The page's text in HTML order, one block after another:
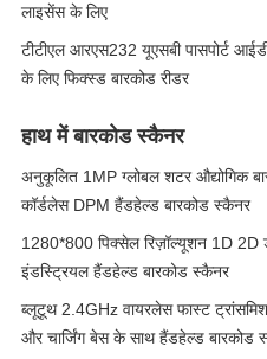
लाइसेंस के लिए
टीटीएल आरएस232 यूएसबी पासपोर्ट
के लिए फिक्स्ड बारकोड रीडर
हाथ में बारकोड स्कैनर
अनुकूलित 1MP ग्लोबल शटर औद्योगिक
कॉर्डलेस DPM हैंडहेल्ड बारकोड स्कैनर
1280*800 पिक्सेल रिज़ॉल्यूशन 1D 2D
इंडस्ट्रियल हैंडहेल्ड बारकोड स्कैनर
ब्लूटूथ 2.4GHz वायरलेस फास्ट
और चार्जिंग बेस के साथ हैंडहेल्ड बारकोड